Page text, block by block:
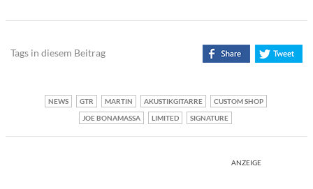
Tags in diesem Beitrag
NEWS GTR MARTIN AKUSTIKGITARRE
CUSTOM SHOP
JOE BONAMASSA
LIMITED SIGNATURE
ANZEIGE